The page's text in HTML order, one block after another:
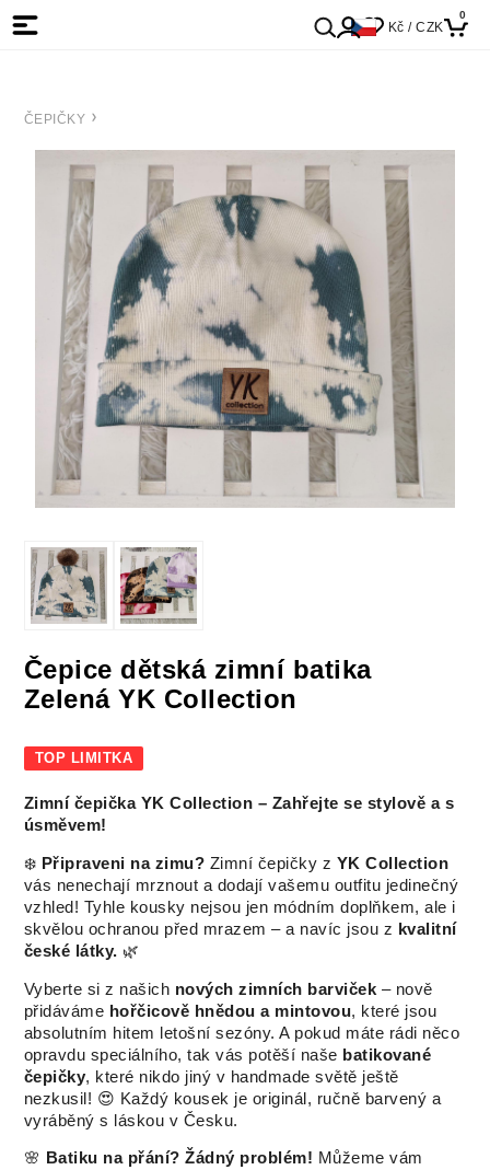
Kč / CZK
0
ČEPIČKY
Čepice dětská zimní batika
Zelená YK Collection
TOP LIMITKA
Zimní čepička YK Collection – Zahřejte se stylově a s
úsměvem!
❄️ Připraveni na zimu? Zimní čepičky z YK Collection
vás nenechají mrznout a dodají vašemu outfitu jedinečný
vzhled! Tyhle kousky nejsou jen módním doplňkem, ale i
skvělou ochranou před mrazem – a navíc jsou z kvalitní
české látky. 🌿
Vyberte si z našich nových zimních barviček – nově
přidáváme hořčicově hnědou a mintovou, které jsou
absolutním hitem letošní sezóny. A pokud máte rádi něco
opravdu speciálního, tak vás potěší naše batikované
čepičky, které nikdo jiný v handmade světě ještě
nezkusil! 😍 Každý kousek je originál, ručně barvený a
vyráběný s láskou v Česku.
🌸 Batiku na přání? Žádný problém! Můžeme vám